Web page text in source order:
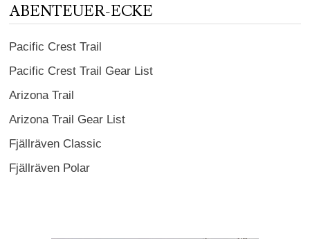
ABENTEUER-ECKE
Pacific Crest Trail
Pacific Crest Trail Gear List
Arizona Trail
Arizona Trail Gear List
Fjällräven Classic
Fjällräven Polar